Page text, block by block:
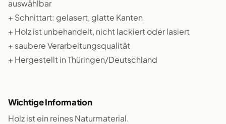
auswählbar
+ Schnittart: gelasert, glatte Kanten
+ Holz ist unbehandelt, nicht lackiert oder lasiert
+ saubere Verarbeitungsqualität
+ Hergestellt in Thüringen/Deutschland
Wichtige Information
Holz ist ein reines Naturmaterial.